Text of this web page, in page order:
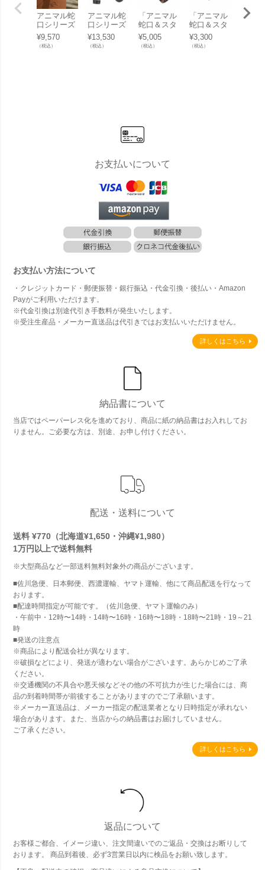
アニマル蛇
口シリーズ
スタンダー
ド蛇口 十字
ハンドル ＜
¥9,570
（税込）
アニマル蛇
口シリーズ
「スタンダ
ード蛇口 ＜
十字 クロム
¥13,530
（税込）
「アニマル
蛇口＆スタ
ンダード蛇
口 専用ホー
スカプラー
¥5,005
（税込）
「アニマル
蛇口＆スタ
ンダード蛇
口 専用 泡
沫アダプタ
¥3,300
（税込）
「ア
お支払いについて
お支払い方法について
・クレジットカード・郵便振替・銀行振込・代金引換・後払い・Amazon
Payがご利用いただけます。
※代金引換は別途代引き手数料が発生いたします。
※受注生産品・メーカー直送品は代引きではお支払いいただけません。
詳しくはこちら
納品書について
当店ではペーパーレス化を進めており、商品に紙の納品書はお入れしてお
りません。ご必要な方は、別途、お申し付けください。
配送・送料について
送料 ¥770（北海道¥1,650・沖縄¥1,980）
1万円以上で送料無料
※大型商品など一部送料無料対象外の商品がございます。
■佐川急便、日本郵便、西濃運輸、ヤマト運輸、他にて商品配送を行なって
おります。
■配達時間指定が可能です。（佐川急便、ヤマト運輸のみ）
・午前中・12時〜14時・14時〜16時・16時〜18時・18時〜21時・19～21
時
■発送の注意点
※商品により配送会社が異なります。
※破損などにより、発送が適わない場合がございます。あらかじめご了承
ください。
※交通機関の不具合や悪天候などその他の不可抗力が生じた場合には、商
品の到着時間帯が前後することがありますのでご了承願います。
※メーカー直送品は、メーカー指定の配送業者となり日時指定が承れない
場合があります。また、当店からの納品書はお届けしていません。
ご了承ください。
詳しくはこちら
返品について
お客様ご都合、イメージ違い、注文間違いでのご返品・交換はお断りして
おります。 商品到着後、必ず3営業日以内に検品をお願い致します。